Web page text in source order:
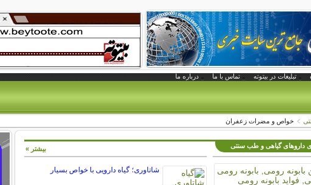
تبلیغات در بیتوته تماس با ما درباره ما
خواص و مضرات زعفران
داروهای گیاهی و طب سنتی
شاتاوری؛ گیاه دارویی با خواص بسیار
بیشتر »